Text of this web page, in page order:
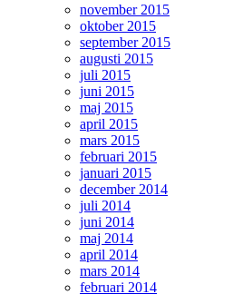
november 2015
oktober 2015
september 2015
augusti 2015
juli 2015
juni 2015
maj 2015
april 2015
mars 2015
februari 2015
januari 2015
december 2014
juli 2014
juni 2014
maj 2014
april 2014
mars 2014
februari 2014